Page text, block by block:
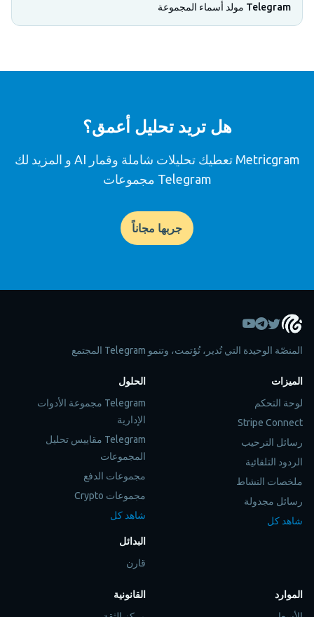
Telegram مولد أسماء المجموعة
هل تريد تحليل أعمق؟
Metricgram تعطيك تحليلات شاملة وقمار AI و المزيد لك
Telegram مجموعات
جربها مجاناً
المنصّة الوحيدة التي تُدير، تُؤتمت، وتنمو Telegram المجتمع
الميزات
لوحة التحكم
Stripe Connect
رسائل الترحيب
الردود التلقائية
ملخصات النشاط
رسائل مجدولة
شاهد كل
الحلول
Telegram مجموعة الأدوات
الإدارية
Telegram مقاييس تحليل
المجموعات
مجموعات الدفع
مجموعات Crypto
شاهد كل
البدائل
قارن
الموارد
القانونية